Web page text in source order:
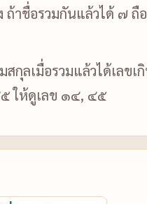
าชื่อรวมกันแล้วได้ ๗ ถือ
กุลเมื่อรวมแล้วได้เลขเ
ให้ดูเลข ๑๔, ๔๕